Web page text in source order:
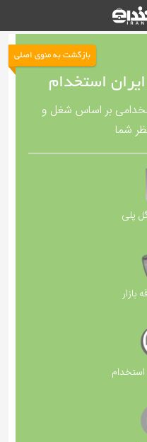
بازگشت به منوی اصلی
استخدام
بر اساس شغل و
شما
پلی
بازار
استخدام